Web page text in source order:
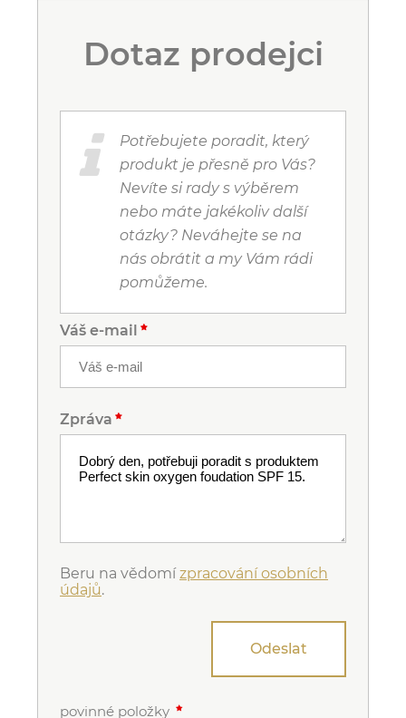
Dotaz prodejci
Potřebujete poradit, který
produkt je přesně pro Vás?
Nevíte si rady s výběrem
nebo máte jakékoliv další
otázky? Neváhejte se na
nás obrátit a my Vám rádi
pomůžeme.
Váš e-mail
Zpráva
Beru na vědomízpracování osobních
údajů.
Odeslat
povinné položky